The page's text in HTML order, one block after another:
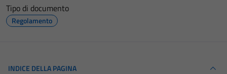
Tipo di documento
Regolamento
INDICE DELLA PAGINA